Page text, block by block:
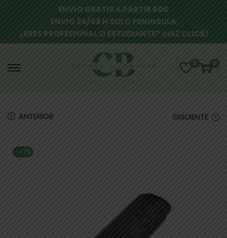
ENVIO GRATIS A PARTIR 60€
ENVIO 24/48 H SOLO PENINSULA
¿ERES PROFESIONAL O ESTUDIANTE? ¡HAZ CLICK!
0 0
ANTERIOR SIGUIENTE
-47%